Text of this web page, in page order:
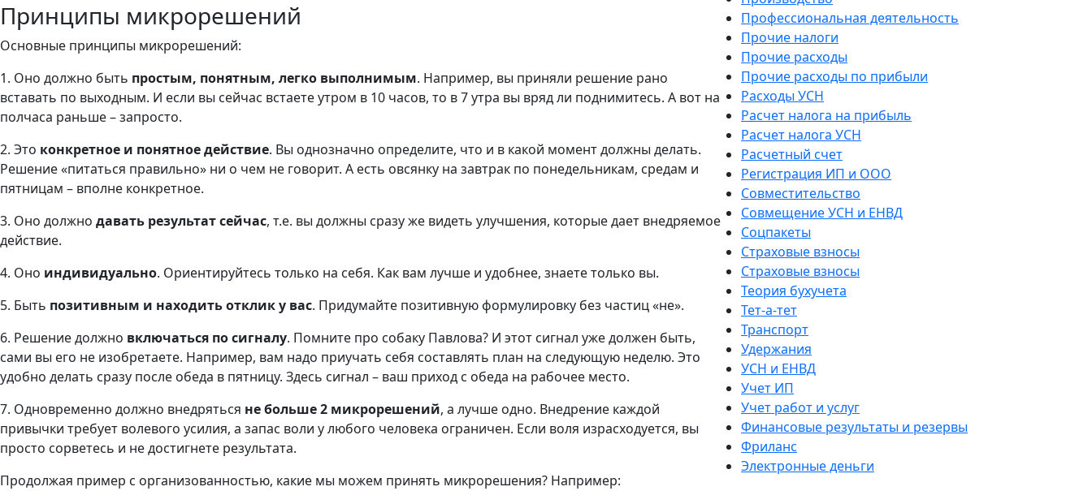
Принципы микрорешений
Основные принципы микрорешений:
1. Оно должно быть простым, понятным, легко выполнимым. Например, вы приняли решение рано
вставать по выходным. И если вы сейчас встаете утром в 10 часов, то в 7 утра вы вряд ли поднимитесь. А вот на
полчаса раньше – запросто.
2. Это конкретное и понятное действие. Вы однозначно определите, что и в какой момент должны делать.
Решение «питаться правильно» ни о чем не говорит. А есть овсянку на завтрак по понедельникам, средам и
пятницам – вполне конкретное.
3. Оно должно давать результат сейчас, т.е. вы должны сразу же видеть улучшения, которые дает внедряемое
действие.
4. Оно индивидуально. Ориентируйтесь только на себя. Как вам лучше и удобнее, знаете только вы.
5. Быть позитивным и находить отклик у вас. Придумайте позитивную формулировку без частиц «не».
6. Решение должно включаться по сигналу. Помните про собаку Павлова? И этот сигнал уже должен быть,
сами вы его не изобретаете. Например, вам надо приучать себя составлять план на следующую неделю. Это
удобно делать сразу после обеда в пятницу. Здесь сигнал – ваш приход с обеда на рабочее место.
7. Одновременно должно внедряться не больше 2 микрорешений, а лучше одно. Внедрение каждой
привычки требует волевого усилия, а запас воли у любого человека ограничен. Если воля израсходуется, вы
просто сорветесь и не достигнете результата.
Продолжая пример с организованностью, какие мы можем принять микрорешения? Например:
Профессиональная деятельность
Прочие налоги
Прочие расходы
Прочие расходы по прибыли
Расходы УСН
Расчет налога на прибыль
Расчет налога УСН
Расчетный счет
Регистрация ИП и ООО
Совместительство
Совмещение УСН и ЕНВД
Соцпакеты
Страховые взносы
Страховые взносы
Теория бухучета
Тет-а-тет
Транспорт
Удержания
УСН и ЕНВД
Учет ИП
Учет работ и услуг
Финансовые результаты и резервы
Фриланс
Электронные деньги